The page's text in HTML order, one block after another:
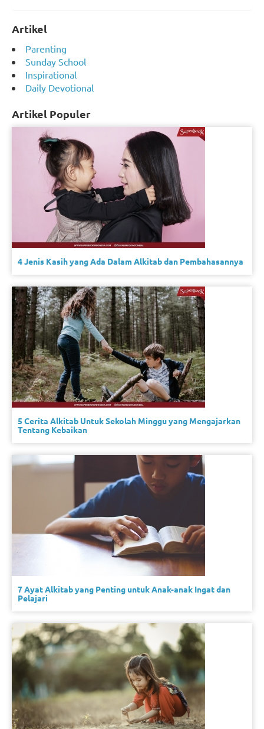
Artikel
Parenting
Sunday School
Inspirational
Daily Devotional
Artikel Populer
4 Jenis Kasih yang Ada Dalam Alkitab dan Pembahasannya
5 Cerita Alkitab Untuk Sekolah Minggu yang Mengajarkan
Tentang Kebaikan
7 Ayat Alkitab yang Penting untuk Anak-anak Ingat dan
Pelajari